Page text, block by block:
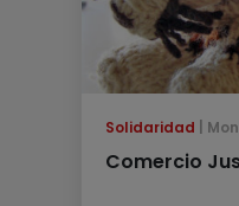
Solidaridad
Comercio